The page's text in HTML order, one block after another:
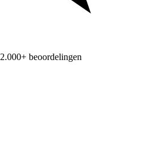
2.000+ beoordelingen